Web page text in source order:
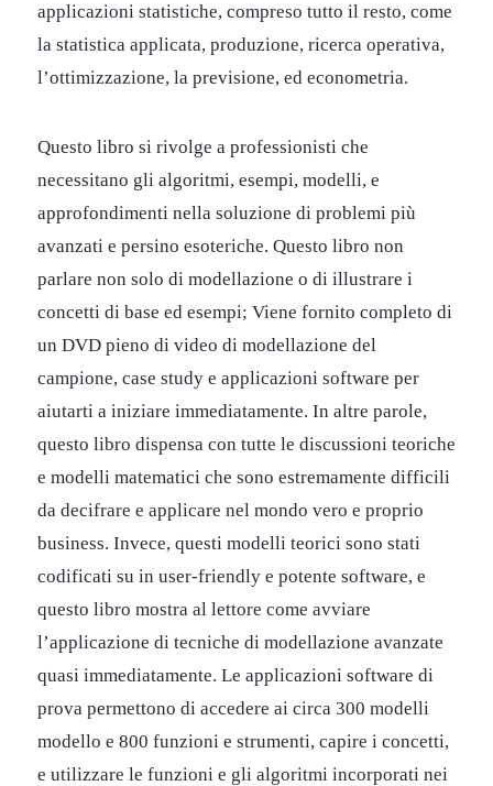
applicazioni statistiche, compreso tutto il resto, come
la statistica applicata, produzione, ricerca operativa,
l’ottimizzazione, la previsione, ed econometria.
Questo libro si rivolge a professionisti che
necessitano gli algoritmi, esempi, modelli, e
approfondimenti nella soluzione di problemi più
avanzati e persino esoteriche. Questo libro non
parlare non solo di modellazione o di illustrare i
concetti di base ed esempi; Viene fornito completo di
un DVD pieno di video di modellazione del
campione, case study e applicazioni software per
aiutarti a iniziare immediatamente. In altre parole,
questo libro dispensa con tutte le discussioni teoriche
e modelli matematici che sono estremamente difficili
da decifrare e applicare nel mondo vero e proprio
business. Invece, questi modelli teorici sono stati
codificati su in user-friendly e potente software, e
questo libro mostra al lettore come avviare
l’applicazione di tecniche di modellazione avanzate
quasi immediatamente. Le applicazioni software di
prova permettono di accedere ai circa 300 modelli
modello e 800 funzioni e strumenti, capire i concetti,
e utilizzare le funzioni e gli algoritmi incorporati nei